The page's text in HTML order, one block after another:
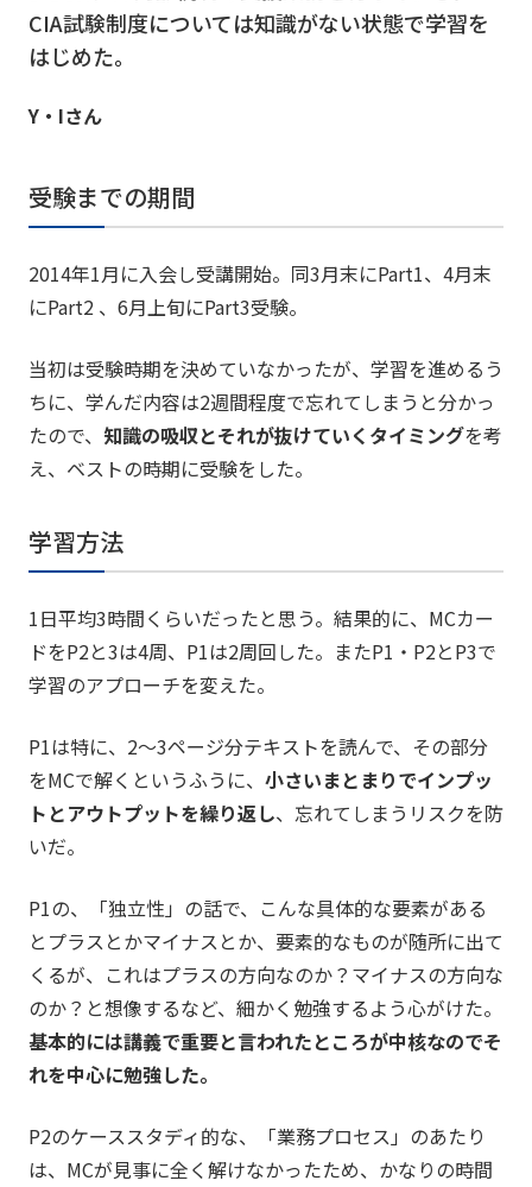
CIA試験制度については知識がない状態で学習を
はじめた。
Y・Iさん
受験までの期間
2014年1月に入会し受講開始。同3月末にPart1、4月末
にPart2 、6月上旬にPart3受験。
当初は受験時期を決めていなかったが、学習を進めるう
ちに、学んだ内容は2週間程度で忘れてしまうと分かっ
たので、 知識の吸収とそれが抜けていくタイミングを考
え、ベストの時期に受験をした。
学習方法
1日平均3時間くらいだったと思う。結果的に、MCカー
ドをP2と3は4周、P1は2周回した。またP1・P2とP3で
学習のアプローチを変えた。
P1は特に、2～3ページ分テキストを読んで、その部分
をMCで解くというふうに、 小さいまとまりでインプッ
トとアウトプットを繰り返し、忘れてしまうリスクを防
いだ。
P1の、「独立性」の話で、こんな具体的な要素がある
とプラスとかマイナスとか、要素的なものが随所に出て
くるが、これはプラスの方向なのか？マイナスの方向な
のか？と想像するなど、細かく勉強するよう心がけた。
基本的には講義で重要と言われたところが中核なのでそ
れを中心に勉強した。
P2のケーススタディ的な、「業務プロセス」のあたり
は、MCが見事に全く解けなかったため、かなりの時間